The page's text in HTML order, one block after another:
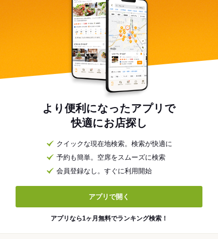
より便利になったアプリで
快適にお店探し
クイックな現在地検索。検索が快適に
予約も簡単。空席をスムーズに検索
会員登録なし。すぐに利用開始
アプリで開く
アプリなら1ヶ月無料でランキング検索！